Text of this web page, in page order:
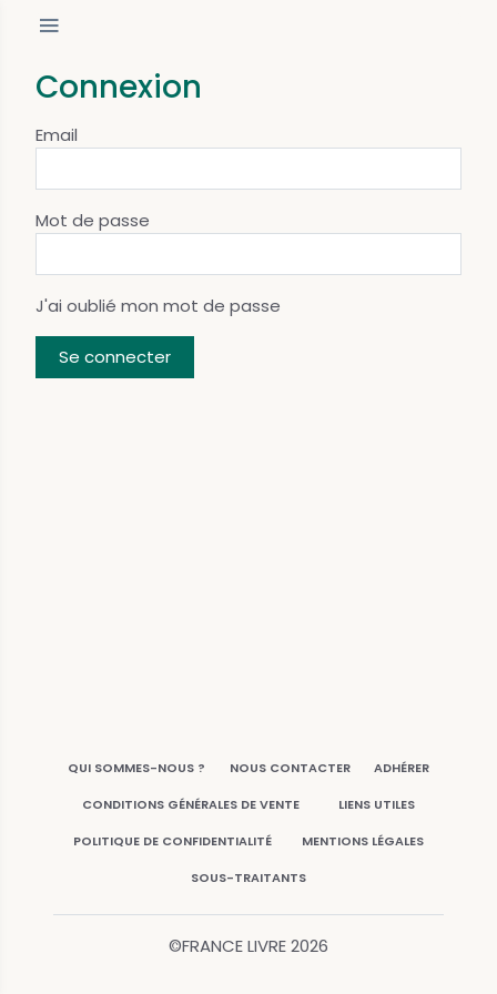
Connexion
Email
Mot de passe
J'ai oublié mon mot de passe
Se connecter
QUI SOMMES-NOUS ? NOUS CONTACTER ADHÉRER
CONDITIONS GÉNÉRALES DE VENTE LIENS UTILES
POLITIQUE DE CONFIDENTIALITÉ MENTIONS LÉGALES
SOUS-TRAITANTS
©FRANCE LIVRE2026